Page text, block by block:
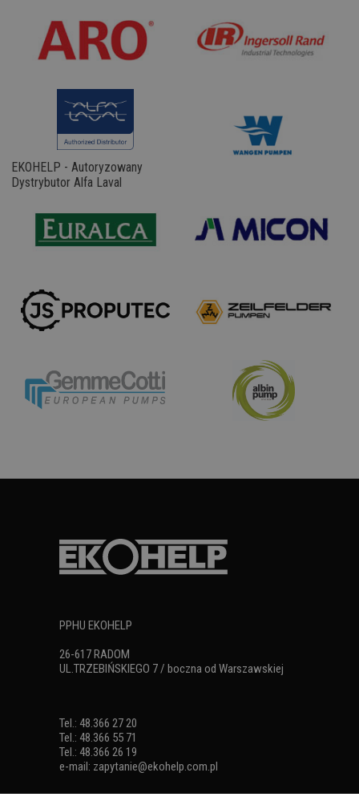
EKOHELP - Autoryzowany
Dystrybutor Alfa Laval
PPHU EKOHELP
26-617 RADOM
UL.TRZEBIŃSKIEGO 7 / boczna od Warszawskiej
Tel.: 48.366 27 20
Tel.: 48.366 55 71
Tel.: 48.366 26 19
e-mail: zapytanie@ekohelp.com.pl